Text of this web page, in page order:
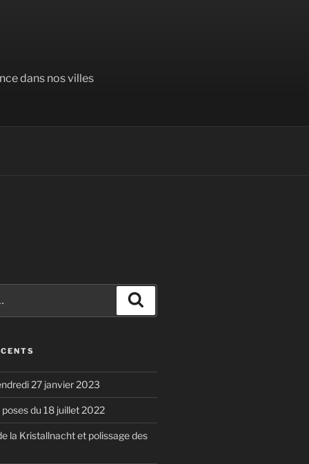
dans nos villes
27 janvier 2023
du 18 juillet 2022
la Kristallnacht et polissage des